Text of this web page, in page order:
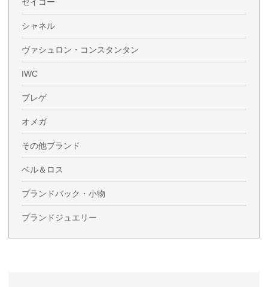
シャネル
ヴァシュロン・コンスタンタン
IWC
ブレゲ
オメガ
その他ブランド
ベル＆ロス
ブランドバック・小物
ブランドジュエリー